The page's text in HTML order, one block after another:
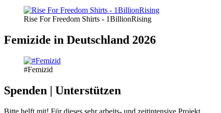
Rise For Freedom Shirts - 1BillionRising
Femizide in Deutschland 2026
#Femizid
Spenden | Unterstützen
Bitte helft mit! Für dieses sehr arbeits- und zeitintensive Projekt